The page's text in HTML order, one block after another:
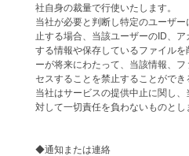
社自身の裁量で行使いたします。
当社が必要と判断し特定のユーザ
止する場合、当該ユーザーのID、
する情報や保存しているファイル
ーが将来にわたって、当該情報、
セスすることを禁止することができ
当社はサービスの提供中止に関し
対して一切責任を負わないものとし
◆通知または連絡